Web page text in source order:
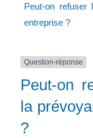
Peut-on
entreprise ?
Question-réponse
Peut-on
la
?